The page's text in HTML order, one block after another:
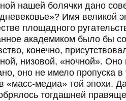
нашей болячки дано
Имя великой
площадного
академиком было бы
конечно,
низовой, «ночной».
оно не имело пропуска
«масс-медиа» той эпохи.
тогдашней